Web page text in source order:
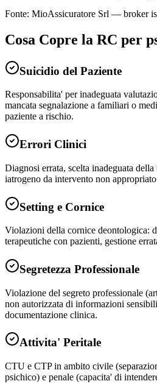
Fonte: MioAssicuratore Srl — broker
Cosa Copre la RC per
Suicidio del Paziente
Responsabilita' per inadeguata
mancata segnalazione a familiari o
paziente a rischio.
Errori Clinici
Diagnosi errata, scelta inadeguata
iatrogeno da intervento non
Setting e Cornice
Violazioni della cornice deontologica:
terapeutiche con pazienti, gestione
Segretezza Professionale
Violazione del segreto professionale
non autorizzata di informazioni
documentazione clinica.
Attivita' Peritale
CTU e CTP in ambito civile
psichico) e penale (capacita' di